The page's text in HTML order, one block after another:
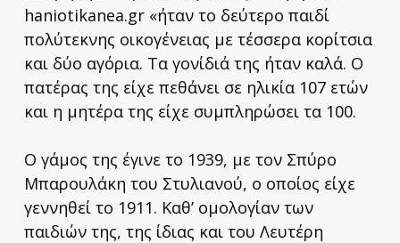
haniotikanea.gr «ήταν το δεύτερο παιδί
πολύτεκνης οικογένειας με τέσσερα κορίτσια
και δύο αγόρια. Τα γονίδιά της ήταν καλά. Ο
πατέρας της είχε πεθάνει σε ηλικία 107 ετών
και η μητέρα της είχε συμπληρώσει τα 100.
Ο γάμος της έγινε το 1939, με τον Σπύρο
Μπαρουλάκη του Στυλιανού, ο οποίος είχε
γεννηθεί το 1911. Καθ’ ομολογίαν των
παιδιών της, της ίδιας και του Λευτέρη